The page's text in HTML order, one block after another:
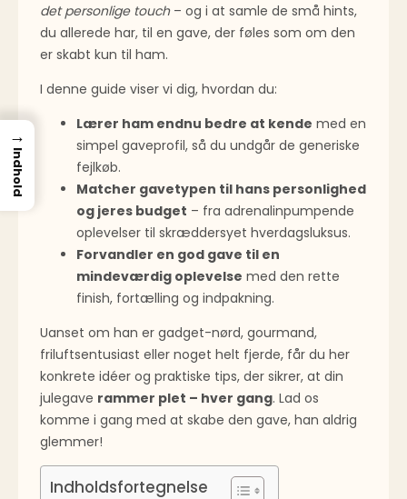
det personlige touch– og i at samle de små hints,
du allerede har, til en gave, der føles som om den
er skabt kun til ham.
I denne guide viser vi dig, hvordan du:
Lærer ham endnu bedre at kende med en
simpel gaveprofil, så du undgår de generiske
fejlkøb.
Matcher gavetypen til hans personlighed
og jeres budget – fra adrenalinpumpende
oplevelser til skræddersyet hverdagsluksus.
Forvandler en god gave til en
mindeværdig oplevelse med den rette
finish, fortælling og indpakning.
Uanset om han er gadget-nørd, gourmand,
friluftsentusiast eller noget helt fjerde, får du her
konkrete idéer og praktiske tips, der sikrer, at din
julegave rammer plet – hver gang. Lad os
komme i gang med at skabe den gave, han aldrig
glemmer!
Indholdsfortegnelse
→
Indhold